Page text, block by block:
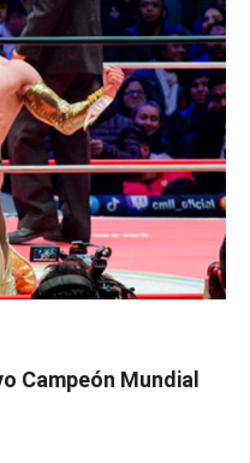
Campeón Mundial